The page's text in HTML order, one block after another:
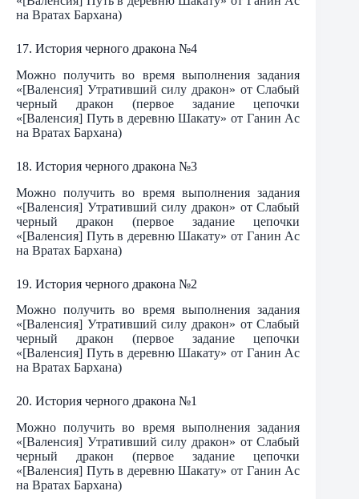
на Вратах Бархана)
17. История черного дракона №4
Можно получить во время выполнения задания
«[Валенсия] Утративший силу дракон» от Слабый
черный дракон (первое задание цепочки
«[Валенсия] Путь в деревню Шакату» от Ганин Ас
на Вратах Бархана)
18. История черного дракона №3
Можно получить во время выполнения задания
«[Валенсия] Утративший силу дракон» от Слабый
черный дракон (первое задание цепочки
«[Валенсия] Путь в деревню Шакату» от Ганин Ас
на Вратах Бархана)
19. История черного дракона №2
Можно получить во время выполнения задания
«[Валенсия] Утративший силу дракон» от Слабый
черный дракон (первое задание цепочки
«[Валенсия] Путь в деревню Шакату» от Ганин Ас
на Вратах Бархана)
20. История черного дракона №1
Можно получить во время выполнения задания
«[Валенсия] Утративший силу дракон» от Слабый
черный дракон (первое задание цепочки
«[Валенсия] Путь в деревню Шакату» от Ганин Ас
на Вратах Бархана)